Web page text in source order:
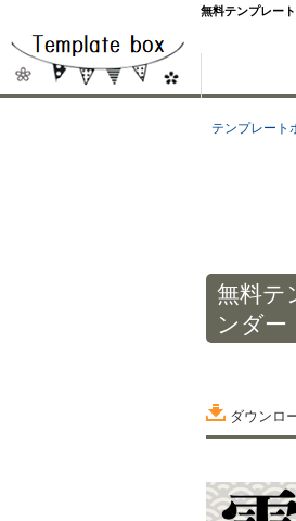
無料テンプレー
テンプレート
無料テ
ンダー
ダウンロ